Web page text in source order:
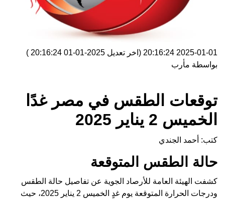
2025-01-01 20:16:24 (اخر تعديل 2025-01-01 20:16:24
)
بواسطة مأرب
توقعات الطقس في مصر غدًا
الخميس 2 يناير 2025
كتب: أحمد الجندي
حالة الطقس المتوقعة
كشفت الهيئة العامة للأرصاد الجوية عن تفاصيل حالة الطقس
ودرجات الحرارة المتوقعة يوم غدٍ الخميس 2 يناير 2025، حيث